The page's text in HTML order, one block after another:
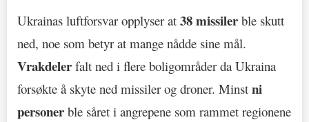
Ukrainas luftforsvar opplyser at 38 missiler ble skutt
ned, noe som betyr at mange nådde sine mål.
Vrakdeler falt ned i flere boligområder da Ukraina
forsøkte å skyte ned missiler og droner. Minst ni
personer ble såret i angrepene som rammet regionene